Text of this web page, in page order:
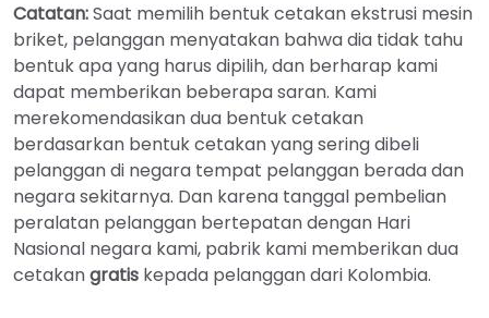
Catatan:Saat memilih bentuk cetakan ekstrusi mesin
briket, pelanggan menyatakan bahwa dia tidak tahu
bentuk apa yang harus dipilih, dan berharap kami
dapat memberikan beberapa saran. Kami
merekomendasikan dua bentuk cetakan
berdasarkan bentuk cetakan yang sering dibeli
pelanggan di negara tempat pelanggan berada dan
negara sekitarnya. Dan karena tanggal pembelian
peralatan pelanggan bertepatan dengan Hari
Nasional negara kami, pabrik kami memberikan dua
cetakangratis kepada pelanggan dari Kolombia.